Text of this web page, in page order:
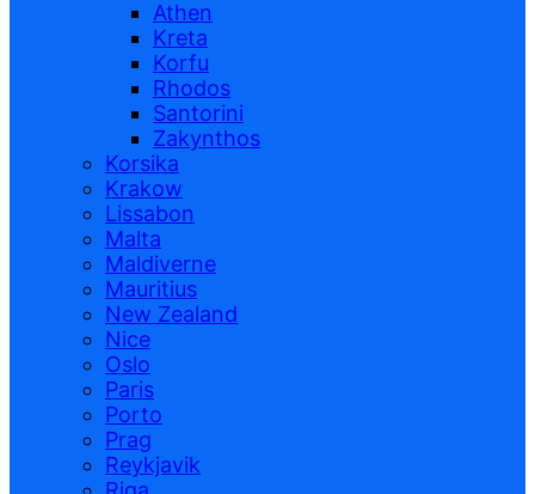
Athen
Kreta
Korfu
Rhodos
Santorini
Zakynthos
Korsika
Krakow
Lissabon
Malta
Maldiverne
Mauritius
New Zealand
Nice
Oslo
Paris
Porto
Prag
Reykjavik